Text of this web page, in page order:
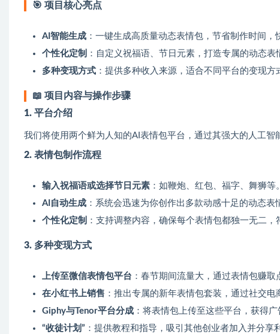
🎯 项目核心亮点
AI智能生成 ：一键生成高质量动态表情包，节省制作时间，
个性化定制 ：自定义祝福语、节日元素，打造专属的动态表
多种变现方式 ：提供多种收入来源，适合不同平台的变现方
📖 项目内容与操作步骤
1. 平台介绍
我们将使用两个鲜为人知的AI表情包平台，通过其强大的人工智
2. 表情包制作流程
输入祝福语或选择节日元素 ：如鞭炮、红包、福字、舞狮等。
AI自动生成 ：系统会迅速为你创作出多款动感十足的动态表
个性化定制 ：支持调整内容，确保每个表情包都独一无二，
3. 多种变现方式
上传至微信表情包平台 ：春节期间流量大，通过表情包赚取
在小红书上销售 ：推出专属的新年表情包套装，通过社交电
Giphy与Tenor平台分成 ：将表情包上传至这些平台，获得广
“收徒计划” ：提供教程和指导，吸引其他创业者加入并分享